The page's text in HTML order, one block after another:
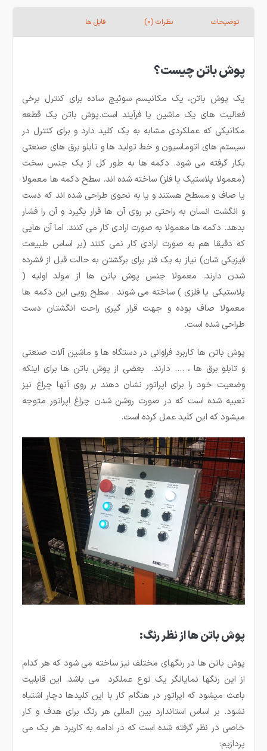
توضیحات نظرات (0) فایل ها
پوش باتن چیست؟
یک پوش باتن، یک مکانیسم سوئیچ ساده برای کنترل برخی
فعالیت های یک ماشین یا فرآیند است.پوش باتن یک قطعه
مکانیکی که عملکردی مشابه به یک کلید دارد و برای کنترل در
سیستم های اتوماسیون و خط تولید ها و تابلو برق های صنعتی
بکار گرفته می شود. دکمه ها به طور کل از یک جنس سخت
(معمولا پلاستیک یا فلز) ساخته شده اند. سطح دکمه ها معمولا
یا صاف و مسطح هستند و یا به نحوی طراحی شده اند که دست
و انگشت انسان به راحتی بر روی آن ها قرار بگیرد و آن را فشار
بدهد. دکمه ها معمولا به صورت ارادی کار می کنند. اما آن هایی
که دقیقا هم به صورت ارادی کار نمی کنند (بر اساس طبیعت
فیزیکی شان) نیاز به یک فنر برای برگشتن به حالت قبل از فشرده
شدن دارند. معمولا جنس پوش باتن ها از مولد اولیه (
پلاستیکی یا فلزی ) ساخته می شوند . سطح رویی این دکمه ها
معمولا صاف بوده و جهت قرار گیری راحت انگشتان دست
طراحی شده است.
پوش باتن ها کاربرد فراوانی در دستگاه ها و ماشین آلات صنعتی
و تابلو برق ها ، …. دارند. بعضی از پوش باتن­ ها برای اینکه
وضعیت خود را برای اپراتور نشان دهند بر روی آنها چراغ نیز
تعبیه شده است که در صورت روشن شدن چراغ اپراتور متوجه
میشود که این کلید عمل کرده است.
پوش باتن ها از نظر رنگ:
پوش باتن ها در رنگهای مختلف نیز ساخته می­ شود که هر کدام
از این رنگ­ها نمایانگر یک نوع عملکرد می­ باشد. این قابلیت
باعث می­شود که اپراتور در هنگام کار با این کلیدها دچار اشتباه
نشود. بر اساس استاندارد بین المللی هر رنگ برای هدف و کار
خاصی در نظر گرفته شده است که در ادامه به کاربرد هر یک می
پردازیم: